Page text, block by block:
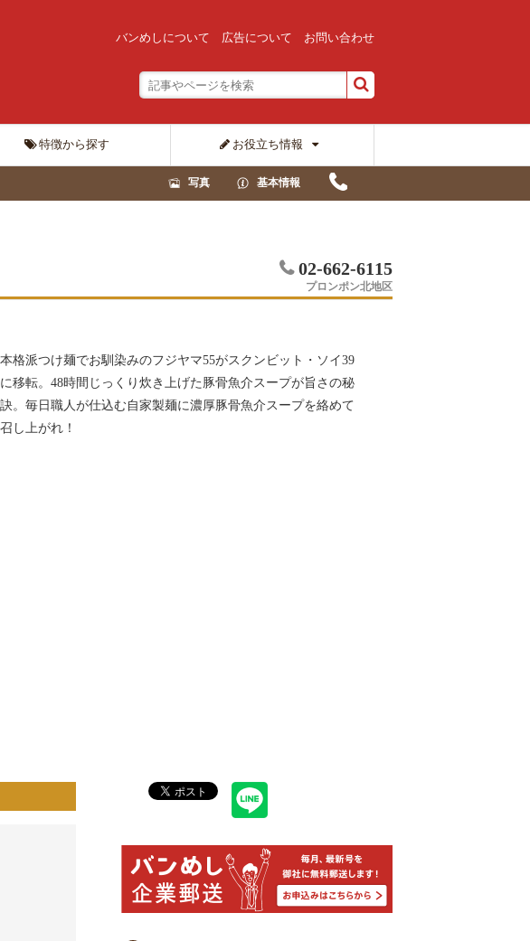
バンめしについて 広告について お問い合わせ
特徴から探す お役立ち情報
基本情報
写真
02-662-6115
プロンポン北地区
本格派つけ麺でお馴染みのフジヤマ55がスクンビット・ソイ39
に移転。48時間じっくり炊き上げた豚骨魚介スープが旨さの秘
訣。毎日職人が仕込む自家製麺に濃厚豚骨魚介スープを絡めて
召し上がれ！